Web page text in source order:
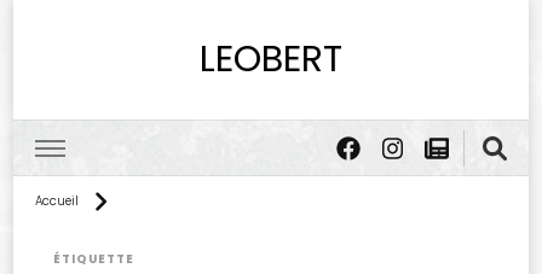
LEOBERT
Accueil
ÉTIQUETTE